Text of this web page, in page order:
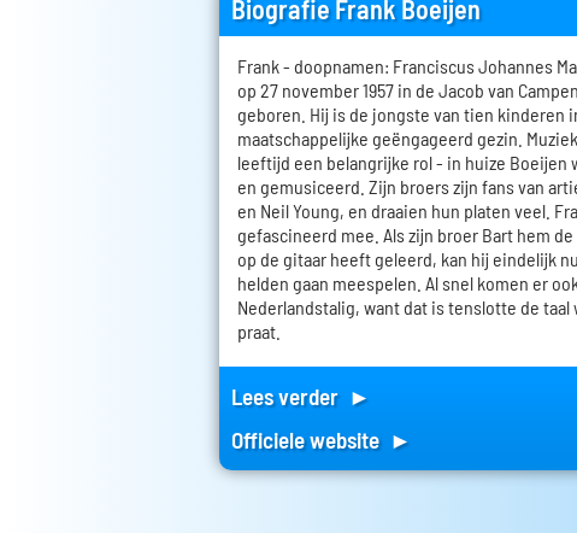
Biografie Frank Boeijen
Frank - doopnamen: Franciscus Johannes
op 27 november 1957 in de Jacob van
geboren. Hij is de jongste van tien kinderen
maatschappelijke geëngageerd gezin.
leeftijd een belangrijke rol - in huize Boeijen
en gemusiceerd. Zijn broers zijn fans van
en Neil Young, en draaien hun platen veel.
gefascineerd mee. Als zijn broer Bart hem
op de gitaar heeft geleerd, kan hij eindelijk
helden gaan meespelen. Al snel komen er
Nederlandstalig, want dat is tenslotte de taal
praat.
Lees verder ►
Officiele website ►